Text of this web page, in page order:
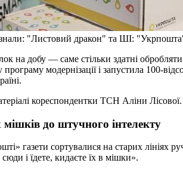
"Листовий дракон" та ШІ: "Укрпошта"
на добу — саме стільки здатні обробляти
модернізації і запустила 100-
кореспондентки ТСН Аліни Лісової.
до штучного інтелекту
газети сортувалися на старих
і їдете, кидаєте їх в мішки».